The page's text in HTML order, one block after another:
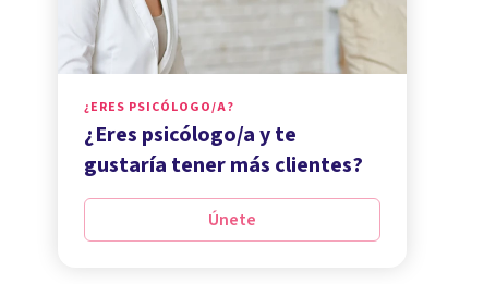
¿ERES PSICÓLOGO/A?
¿Eres psicólogo/a y te
gustaría tener más clientes?
Únete